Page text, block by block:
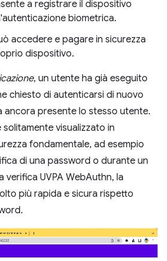
a registrare il dispositivo
biometrica.
accedere e pagare in sicurezza
dispositivo.
, un utente ha già eseguito
chiesto di autenticarsi di nuovo
ancora presente lo stesso utente.
visualizzato in
fondamentale, ad esempio
di una password o durante un
verifica UVPA WebAuthn, la
più rapida e sicura rispetto